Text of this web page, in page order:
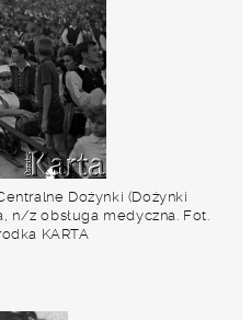
Dożynki (Dożynki
n/z obsługa medyczna. Fot.
KARTA